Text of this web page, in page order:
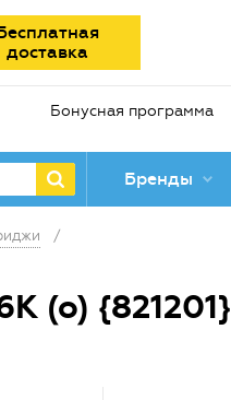
доставка
Бонусная программа
Бренды
/
(o) {821201}